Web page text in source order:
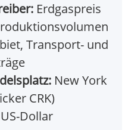
Erdgaspreis
Transport- und
New York
CRK)
US-Dollar